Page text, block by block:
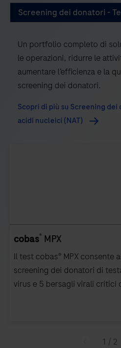
Screening dei donatori -
Un portfolio completo di
le operazioni, ridurre le
aumentare l’efficienza e la
screening dei donatori.
Scopri di più su Screening
acidi nucleici (NAT)
cobas® MPX
Il test cobas® MPX consente
screening dei donatori di
virus e 5 bersagli virali critici
1 / 2